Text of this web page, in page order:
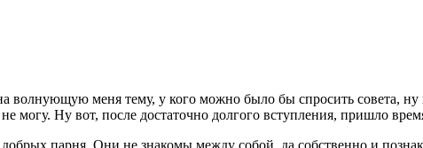
меня тему, у кого можно было бы спросить совета, ну
могу. Ну вот, после достаточно долгого вступления, пришло
парня. Они не знакомы между собой, да собственно и